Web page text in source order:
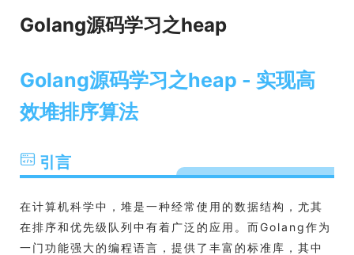
Golang源码学习之heap
Golang源码学习之heap - 实现高
效堆排序算法
引言
在计算机科学中，堆是一种经常使用的数据结构，尤其
在排序和优先级队列中有着广泛的应用。而Golang作为
一门功能强大的编程语言，提供了丰富的标准库，其中